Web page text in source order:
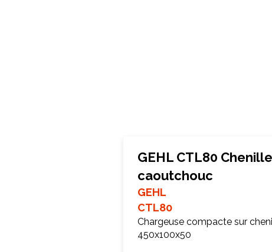
GEHL CTL80
caoutchouc
GEHL
CTL80
Chargeuse compacte sur
450x100x50